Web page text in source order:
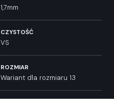
1,7mm
CZYSTOŚĆ
VS
ROZMIAR
Wariant dla rozmiaru 13